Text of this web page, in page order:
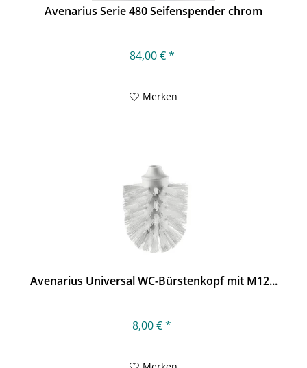
Avenarius Serie 480 Seifenspender chrom
84,00 € *
Merken
Avenarius Universal WC-Bürstenkopf mit M12...
8,00 € *